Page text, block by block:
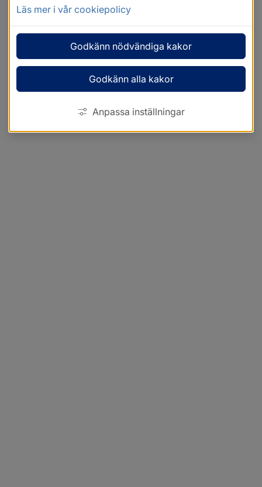
Läs mer i vår cookiepolicy
Godkänn nödvändiga kakor
Godkänn alla kakor
Anpassa inställningar